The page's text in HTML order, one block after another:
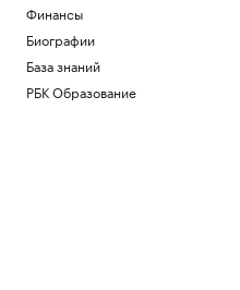
Финансы
Биографии
База знаний
РБК Образование